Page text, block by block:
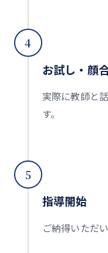
4
お試し・顔
実際に教師と
す。
5
指導開始
ご納得いただ